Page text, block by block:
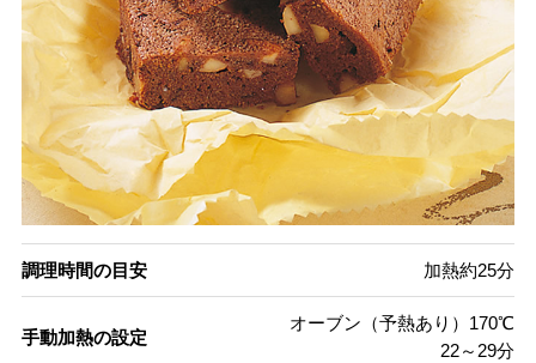
調理時間の目安 加熱約25分
手動加熱の設定
オーブン（予熱あり）170℃
22～29分